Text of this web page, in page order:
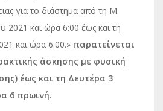
για το διάστημα από τη Μ.
2021 και ώρα 6:00 έως και τη
και ώρα 6:00.» παρατείνεται
άσκησης με φυσική
έως και τη Δευτέρα 3
6 πρωινή.